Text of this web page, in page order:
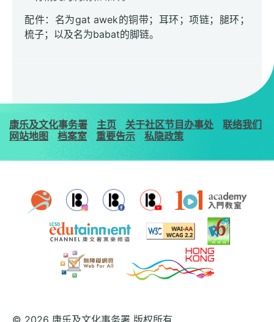
配件：名为gat awek的铜带；耳环；项链；腿环；
梳子；以及名为babat的脚链。
康乐及文化事务署 主页 关于社区节目办事处
联络我们
网站地图
档案室 重要告示 私隐政策